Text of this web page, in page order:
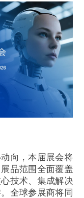
向，本届展会将
品范围全面覆盖
技术、集成解决
全球参展商将同